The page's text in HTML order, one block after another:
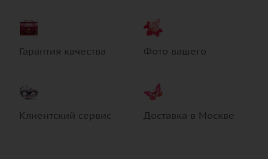
Гарантия качества Фото вашего
Клиентский сервис Доставка в Москве